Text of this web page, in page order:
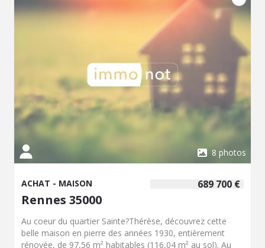
accès aux bus, aux écoles, aux commerces, aux services
et au centre-ville. La ville de Rennes propose également
de nombreux points d'intérêt, notamment son centre
historique, ses marchés, ses équipements culturels, ses
établissements d'enseignement et ses services
administratifs. La desserte en transports en commun
permet des déplacements vers les différents quartiers de
la ville et les communes voisines. Ce bien immobilier à
Rennes peut correspondre à un projet d'achat en
résidence principale ou à une acquisition patrimoniale.
Contactez notre office notarial pour obtenir de plus
amples renseignements sur cette maison à vendre à
Rennes. Les informations sur les risques auxquels ce bien
est exposé sont disponibles sur le site Géorisques :
8 photos
689 700 €
ACHAT - MAISON
Rennes 35000
Au coeur du quartier Sainte?Thérèse, découvrez cette
belle maison en pierre des années 1930, entièrement
rénovée, de 97,56 m² habitables (116,04 m² au sol). Au